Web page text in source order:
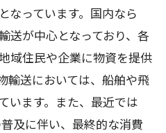
なっています。国内なら
送が中心となっており、各
域住民や企業に物資を提供
輸送においては、船舶や飛
います。また、最近では
及に伴い、最終的な消費